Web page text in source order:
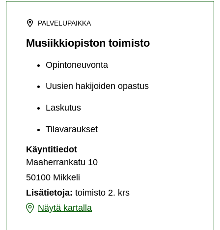
PALVELUPAIKKA
Musiikkiopiston toimisto
Opintoneuvonta
Uusien hakijoiden opastus
Laskutus
Tilavaraukset
KäyntitiedotMusiikkiopiston
toimisto
Maaherrankatu 10
50100 Mikkeli
Lisätietoja: toimisto 2. krs
Näytä kartalla
Musiikkiopiston